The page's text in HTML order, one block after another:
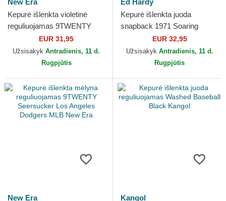
New Era
Kepurė išlenkta violetinė
reguliuojamas 9TWENTY
Seersucker New York
Yankees MLB New Era
EUR 31,95
Užsisakyk Antradienis, 11 d.
Rugpjūtis
Ed Hardy
Kepurė išlenkta juoda
snapback 1971 Soaring
Eagle Full Mesh Ed Hardy
EUR 32,95
Užsisakyk Antradienis, 11 d.
Rugpjūtis
New Era
Kangol